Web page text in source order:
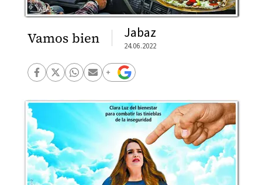
Vamos bien Jabaz
24.06.2022